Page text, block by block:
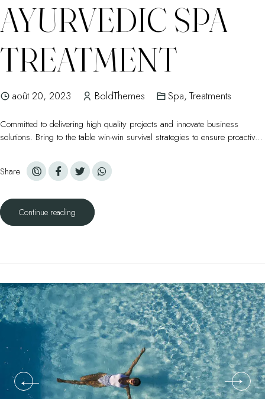
AYURVEDIC SPA
TREATMENT
août 20, 2023 BoldThemes Spa, Treatments
Committed to delivering high quality projects and innovate business
solutions. Bring to the table win-win survival strategies to ensure proactive
Share
Continue reading